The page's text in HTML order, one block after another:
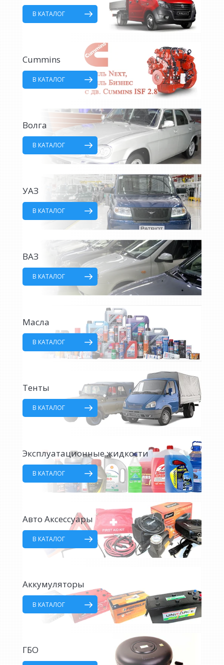
В КАТАЛОГ
Cummins
В КАТАЛОГ
Волга
В КАТАЛОГ
УАЗ
В КАТАЛОГ
ВАЗ
В КАТАЛОГ
Масла
В КАТАЛОГ
Тенты
В КАТАЛОГ
Эксплуатационные жидкости
В КАТАЛОГ
Авто Аксессуары
В КАТАЛОГ
Аккумуляторы
В КАТАЛОГ
ГБО